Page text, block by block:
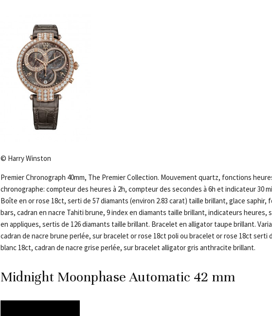
© Harry Winston
Premier Chronograph 40mm, The Premier Collection. Mouvement quartz, fonctions
chronographe: compteur des heures à 2h, compteur des secondes à 6h et indicateur 30
Boîte en or rose 18ct, serti de 57 diamants (environ 2.83 carat) taille brillant, glace
bars, cadran en nacre Tahiti brune, 9 index en diamants taille brillant, indicateurs heures,
en appliques, sertis de 126 diamants taille brillant. Bracelet en alligator taupe brillant.
cadran de nacre brune perlée, sur bracelet or rose 18ct poli ou bracelet or rose 18ct serti
blanc 18ct, cadran de nacre grise perlée, sur bracelet alligator gris anthracite brillant.
Midnight Moonphase Automatic 42 mm